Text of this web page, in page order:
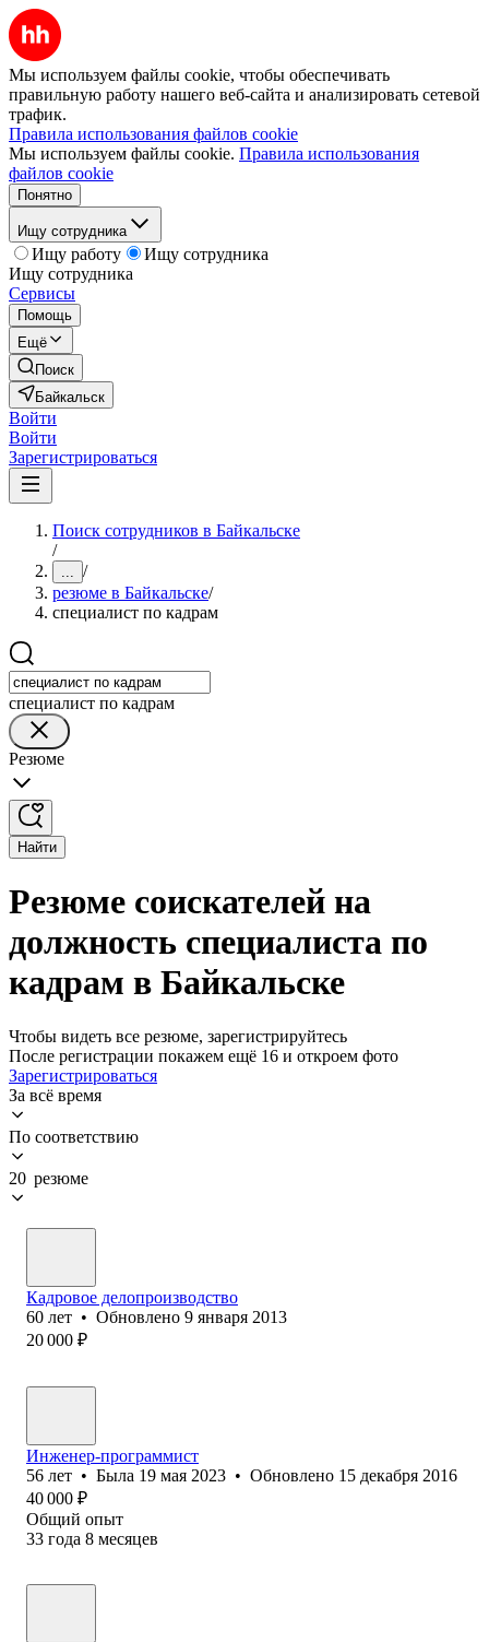
Мы используем файлы cookie, чтобы обеспечивать
правильную работу нашего веб-сайта и анализировать сетевой
трафик.
Правила использования файлов cookie
Мы используем файлы cookie. Правила использования
файлов cookie
Понятно
Ищу сотрудника
Ищу работу
Ищу сотрудника
Ищу сотрудника
Сервисы
Помощь
Ещё
Поиск
Байкальск
Войти
Войти
Зарегистрироваться
Поиск сотрудников в Байкальске
/
... /
резюме в Байкальске/
специалист по кадрам
специалист по кадрам
Резюме
Найти
Резюме соискателей на
должность специалиста по
кадрам в Байкальске
Чтобы видеть все резюме, зарегистрируйтесь
После регистрации покажем ещё 16 и откроем фото
Зарегистрироваться
За всё время
По соответствию
20 резюме
Кадровое делопроизводство
60 лет • Обновлено 9 января 2013
20 000 ₽
Инженер-программист
56 лет • Была 19 мая 2023 • Обновлено 15 декабря 2016
40 000 ₽
Общий опыт
33 года 8 месяцев